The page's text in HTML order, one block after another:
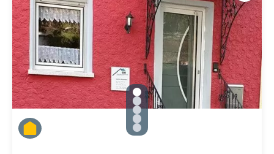
gallery.slide_selector
Zu Slide 1 wechseln
Zu Slide 2 wechseln
Zu Slide 3 wechseln
Zu Slide 4 wechseln
Zu Slide 5 wechseln